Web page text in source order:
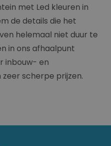
met Led kleuren in
de details die het
helemaal niet duur te
in ons afhaalpunt
inbouw- en
scherpe prijzen.